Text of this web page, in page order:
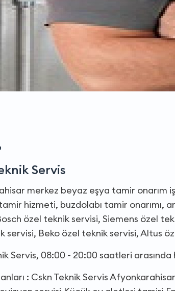
Servis
merkez beyaz eşya tamir onarım
hizmeti, buzdolabı tamir onarımı,
özel teknik servisi, Siemens özel
servisi, Beko özel teknik servisi, Altus
Servis, 08:00 - 20:00 saatleri
: Cskn Teknik Servis